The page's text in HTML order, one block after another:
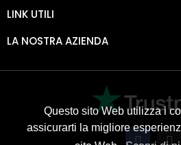
Questo sito Web utilizza i
assicurarti la migliore
LINK UTILI
LA NOSTRA AZIENDA